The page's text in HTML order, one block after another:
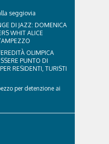
seggiovia
DI JAZZ: DOMENICA
WHIT ALICE
OLIMPICA
PUNTO DI
RESIDENTI, TURISTI
per detenzione ai